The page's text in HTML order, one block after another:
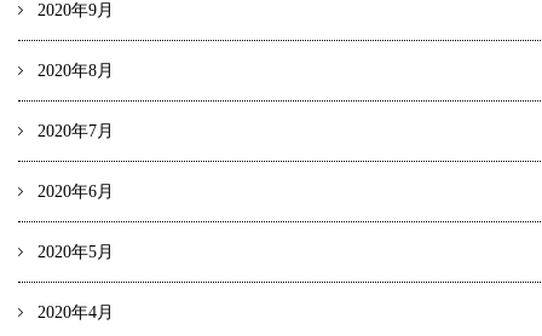
2020年9月
2020年8月
2020年7月
2020年6月
2020年5月
2020年4月